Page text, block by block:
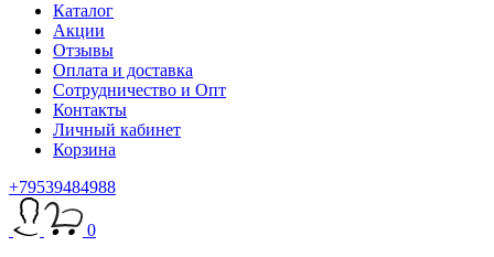
Каталог
Акции
Отзывы
Оплата и доставка
Сотрудничество и Опт
Контакты
Личный кабинет
Корзина
+79539484988
0